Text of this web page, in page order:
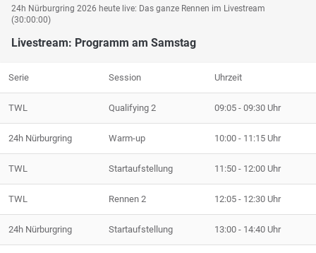
24h Nürburgring 2026 heute live: Das ganze Rennen im Livestream
(30:00:00)
Livestream: Programm am Samstag
Serie Session Uhrzeit
TWL Qualifying 2 09:05 - 09:30 Uhr
24h Nürburgring Warm-up 10:00 - 11:15 Uhr
TWL Startaufstellung 11:50 - 12:00 Uhr
TWL Rennen 2 12:05 - 12:30 Uhr
24h Nürburgring Startaufstellung 13:00 - 14:40 Uhr